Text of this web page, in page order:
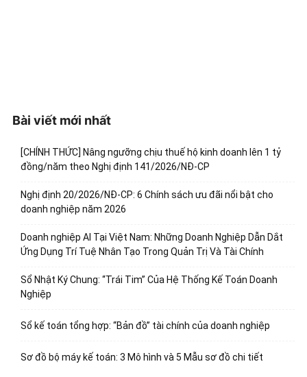
Bài viết mới nhất
[CHÍNH THỨC] Nâng ngưỡng chịu thuế hộ kinh doanh lên 1 tỷ
đồng/năm theo Nghị định 141/2026/NĐ-CP
Nghị định 20/2026/NĐ-CP: 6 Chính sách ưu đãi nổi bật cho
doanh nghiệp năm 2026
Doanh nghiệp AI Tại Việt Nam: Những Doanh Nghiệp Dẫn Dắt
Ứng Dụng Trí Tuệ Nhân Tạo Trong Quản Trị Và Tài Chính
Sổ Nhật Ký Chung: “Trái Tim” Của Hệ Thống Kế Toán Doanh
Nghiệp
Sổ kế toán tổng hợp: “Bản đồ” tài chính của doanh nghiệp
Sơ đồ bộ máy kế toán: 3 Mô hình và 5 Mẫu sơ đồ chi tiết